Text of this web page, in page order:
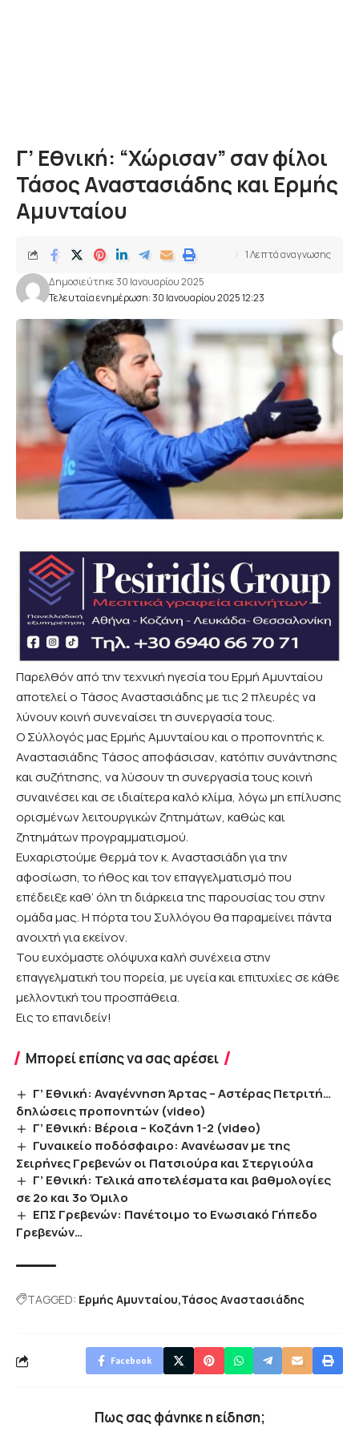
Γ’ Εθνική: “Χώρισαν” σαν φίλοι
Τάσος Αναστασιάδης και Ερμής
Αμυνταίου
Τελευταία ενημέρωση: 30 Ιανουαρίου 2025 12:23
Δημοσιεύτηκε 30 Ιανουαρίου 2025
1 Λεπτά αναγνωσης
Παρελθόν από την τεχνική ηγεσία του Ερμή Αμυνταίου
αποτελεί ο Τάσος Αναστασιάδης με τις 2 πλευρές να
λύνουν κοινή συνεναίσει τη συνεργασία τους.
Ο Σύλλογός μας Ερμής Αμυνταίου και ο προπονητής κ.
Αναστασιάδης Τάσος αποφάσισαν, κατόπιν συνάντησης
και συζήτησης, να λύσουν τη συνεργασία τους κοινή
συναινέσει και σε ιδιαίτερα καλό κλίμα, λόγω μη επίλυσης
ορισμένων λειτουργικών ζητημάτων, καθώς και
ζητημάτων προγραμματισμού.
Ευχαριστούμε θερμά τον κ. Αναστασιάδη για την
αφοσίωση, το ήθος και τον επαγγελματισμό που
επέδειξε καθ’ όλη τη διάρκεια της παρουσίας του στην
ομάδα μας. Η πόρτα του Συλλόγου θα παραμείνει πάντα
ανοιχτή για εκείνον.
Του ευχόμαστε ολόψυχα καλή συνέχεια στην
επαγγελματική του πορεία, με υγεία και επιτυχίες σε κάθε
μελλοντική του προσπάθεια.
Εις το επανιδείν!
Μπορεί επίσης να σας αρέσει
Γ’ Εθνική: Αναγέννηση Άρτας – Αστέρας Πετριτή…
δηλώσεις προπονητών (video)
Γ’ Εθνική: Βέροια – Κοζάνη 1-2 (video)
Γυναικείο ποδόσφαιρο: Ανανέωσαν με της
Σειρήνες Γρεβενών οι Πατσιούρα και Στεργιούλα
Γ’ Εθνική: Τελικά αποτελέσματα και βαθμολογίες
σε 2ο και 3ο Όμιλο
ΕΠΣ Γρεβενών: Πανέτοιμο το Ενωσιακό Γήπεδο
Γρεβενών…
TAGGED: Ερμής Αμυνταίου Τάσος Αναστασιάδης
Facebook
Πως σας φάνηκε η είδηση;